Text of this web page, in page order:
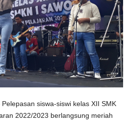
siswa-siswi kelas XII SMK
2022/2023 berlangsung meriah